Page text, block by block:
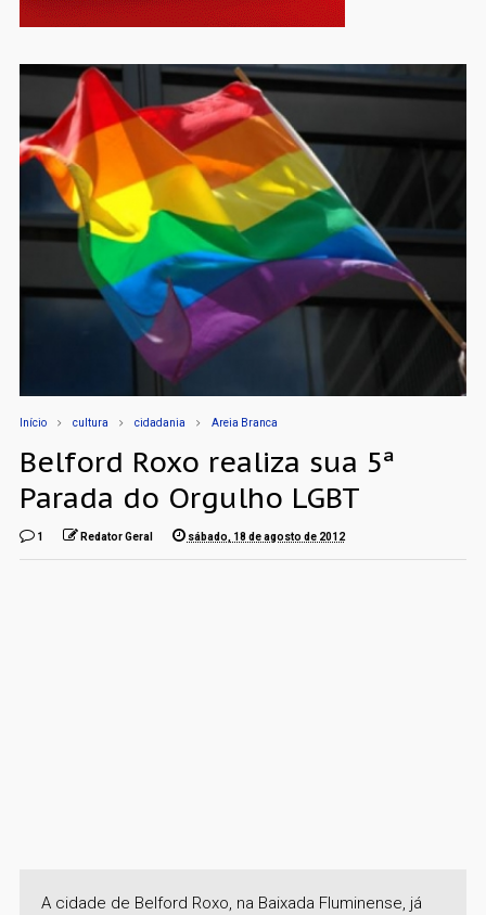
Início cultura cidadania Areia Branca
Belford Roxo realiza sua 5ª
Parada do Orgulho LGBT
1 Redator Geral sábado, 18 de agosto de 2012
A cidade de Belford Roxo, na Baixada Fluminense, já